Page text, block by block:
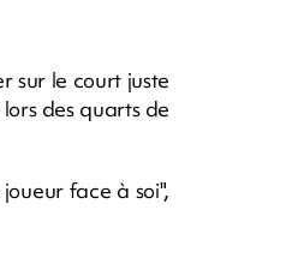
sur le court juste
des quarts de
face à soi",